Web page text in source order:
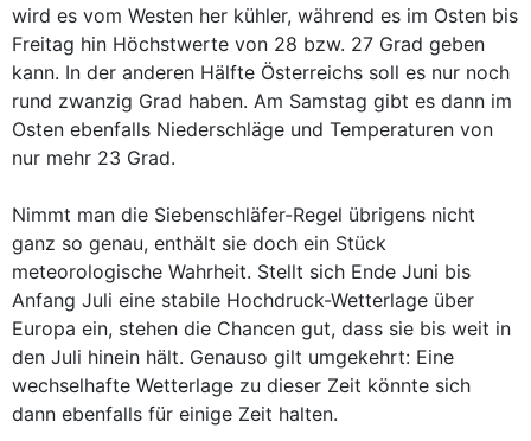
wird es vom Westen her kühler, während es im Osten bis
Freitag hin Höchstwerte von 28 bzw. 27 Grad geben
kann. In der anderen Hälfte Österreichs soll es nur noch
rund zwanzig Grad haben. Am Samstag gibt es dann im
Osten ebenfalls Niederschläge und Temperaturen von
nur mehr 23 Grad.
Nimmt man die Siebenschläfer-Regel übrigens nicht
ganz so genau, enthält sie doch ein Stück
meteorologische Wahrheit. Stellt sich Ende Juni bis
Anfang Juli eine stabile Hochdruck-Wetterlage über
Europa ein, stehen die Chancen gut, dass sie bis weit in
den Juli hinein hält. Genauso gilt umgekehrt: Eine
wechselhafte Wetterlage zu dieser Zeit könnte sich
dann ebenfalls für einige Zeit halten.